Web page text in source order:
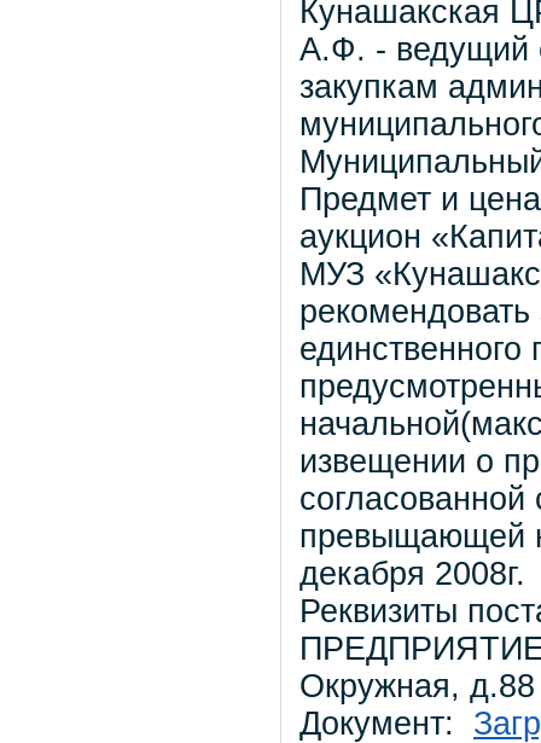
Кунашакская
А.Ф. - ведущий
закупкам
Предмет и
аукцион
МУЗ
извещении о
превыщающей
декабря 2008г.
Реквизиты
ПРЕДПРИЯТИЕ
Окружная, д.88
Документ: